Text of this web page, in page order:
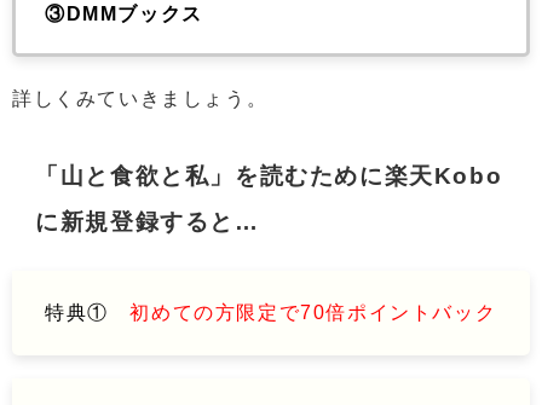
③DMMブックス
詳しくみていきましょう。
「山と食欲と私」 を読むために楽天Kobo
に新規登録すると…
特典①初めての方限定で70倍ポイントバック